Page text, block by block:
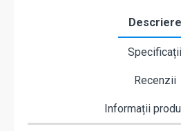
Descriere
Specificații
Recenzii
Informații